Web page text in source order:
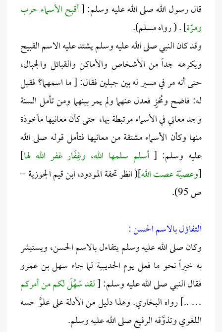
قال رسول الله صلى الله عليه وسلم: [أقبح الأسماء حرب
ومرّة] . ( رواه مسلم).
وقد كان النبي صلى الله عليه وسلم يشتد عليه الاسم القبيح
ويكرهه جداً من الأشخاص والأماكن والقبائل والجبال،
حتى أنه مر في مسير له بين جبلين فقال: [ ما اسمهما؟ فقيل
له: فاضح ومُخزٍ فعدل عنهما ولم يمر بينهما ومن تأمل السنة
وجد معاني في الأسماء مرتبطة بها، حتى كأن معانيها مأخوذة
منها وكأن الأسماء مشتقة من معانيها فتأمل قوله صلى الله
عليه وسلم: [أسلم سلمها الله، وغِفَار غفر الله لها]
[وعصيّة عصت الله]( انظر تحفة المودود، ابن قيم الجوزية –
ص 95).
التفاؤل بالاسم الحسن :
وكان صلى الله عليه وسلم يتفاءل بالاسم الحسن، ويستبشر
به خيراً نحو ما فعل يوم الحديبية لما جاء سهل بن عمرو
فقال النبي صلى الله عليه وسلم: [لقد سَهُلَ لكم من أمركم
… ..] رواه البخاري. وهذا دليل من الأدلة على علوَّ حسه
اللغوي وتذوَّقه الرفيع صلى الله عليه وسلم.